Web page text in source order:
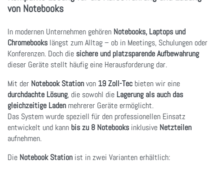
von Notebooks
In modernen Unternehmen gehören Notebooks, Laptops und
Chromebooks längst zum Alltag – ob in Meetings, Schulungen oder
Konferenzen. Doch die sichere und platzsparende Aufbewahrung
dieser Geräte stellt häufig eine Herausforderung dar.
Mit der Notebook Stationvon 19 Zoll-Tec bieten wir eine
durchdachte Lösung, die sowohl die Lagerung als auch das
gleichzeitige Laden mehrerer Geräte ermöglicht.
Das System wurde speziell für den professionellen Einsatz
entwickelt und kann bis zu 8 Notebooks inklusive Netzteilen
aufnehmen.
Die Notebook Station ist in zwei Varianten erhältlich: